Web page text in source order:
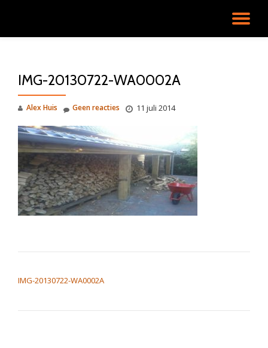
inhoudIMG-20130722-WA0002A
Alex Huis 11 juli 2014
Geen reacties
IMG-20130722-WA0002A